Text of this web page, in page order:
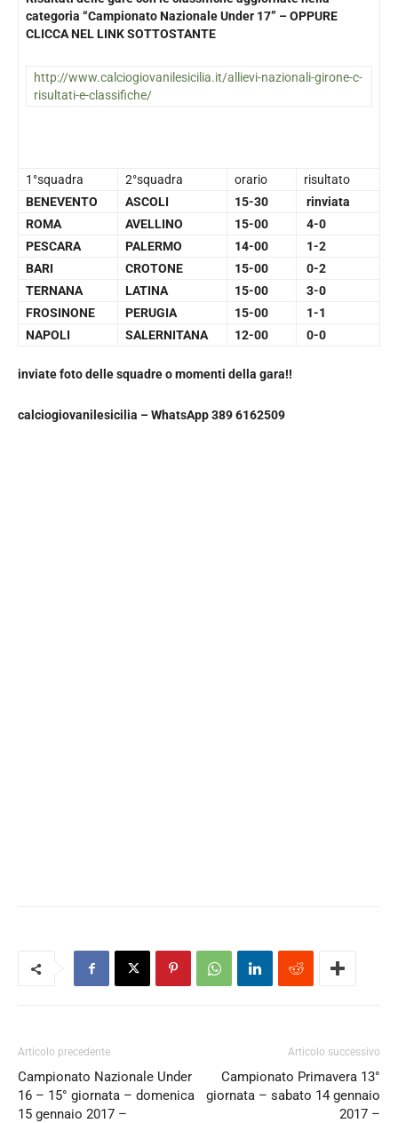
categoria “Campionato Nazionale Under 17” – OPPURE
CLICCA NEL LINK SOTTOSTANTE
http://www.calciogiovanilesicilia.it/allievi-nazionali-girone-c-
risultati-e-classifiche/
1°squadra 2°squadra orario
risultato
BENEVENTO
ASCOLI 15-30
rinviata
ROMA
AVELLINO 15-00
4-0
PESCARA
PALERMO 14-00
1-2
BARI
CROTONE 15-00
0-2
TERNANA
LATINA 15-00
3-0
FROSINONE
PERUGIA 15-00
1-1
NAPOLI
SALERNITANA 12-00 0-0
inviate foto delle squadre o momenti della gara!!
calciogiovanilesicilia – WhatsApp 389 6162509
Articolo precedente
Campionato Nazionale Under
16 – 15° giornata – domenica
15 gennaio 2017 –
Articolo successivo
Campionato Primavera 13°
giornata – sabato 14 gennaio
2017 –